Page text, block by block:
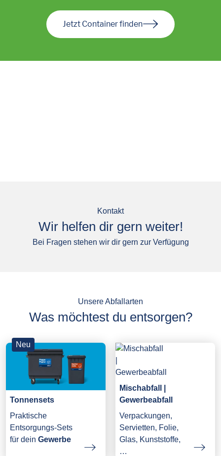
Jetzt Container finden
Kontakt
Wir helfen dir gern weiter!
Bei Fragen stehen wir dir gern zur Verfügung
Unsere Abfallarten
Was möchtest du entsorgen?
Neu
Tonnensets
Praktische
Entsorgungs-Sets
für dein Gewerbe
Mischabfall |
Gewerbeabfall
Verpackungen,
Servietten, Folie,
Glas, Kunststoffe,
…